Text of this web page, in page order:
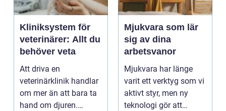
Kliniksystem för
veterinärer: Allt du
behöver veta
Att driva en
veterinärklinik handlar
om mer än att bara ta
hand om djuren.
Mjukvara som lär
sig av dina
arbetsvanor
Mjukvara har länge
varit ett verktyg som vi
aktivt styr, men ny
teknologi gör att